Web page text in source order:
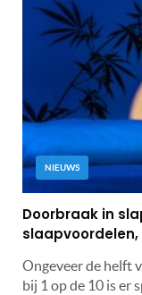
NIEUWS
Doorbraak in
Ongeveer de helft
bij 1 op de 10 is er